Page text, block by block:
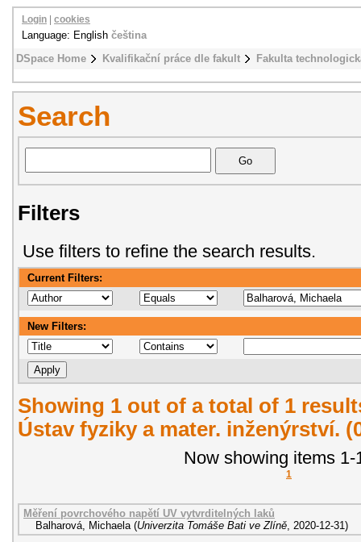
DSpace Home Kvalifikační práce dle fakult Fakulta
Login cookies
Language: English čeština
Search
Filters
Use filters to refine the search results.
Current Filters:
New Filters:
Showing 1 out of a total of 1
Ústav fyziky a mater. inženýrství.
Now showing items 1-
1
Měření povrchového napětí UV vytvrditelných laků
Balharová, Michaela (Univerzita Tomáše Bati ve Zlíně 2020-12-31)